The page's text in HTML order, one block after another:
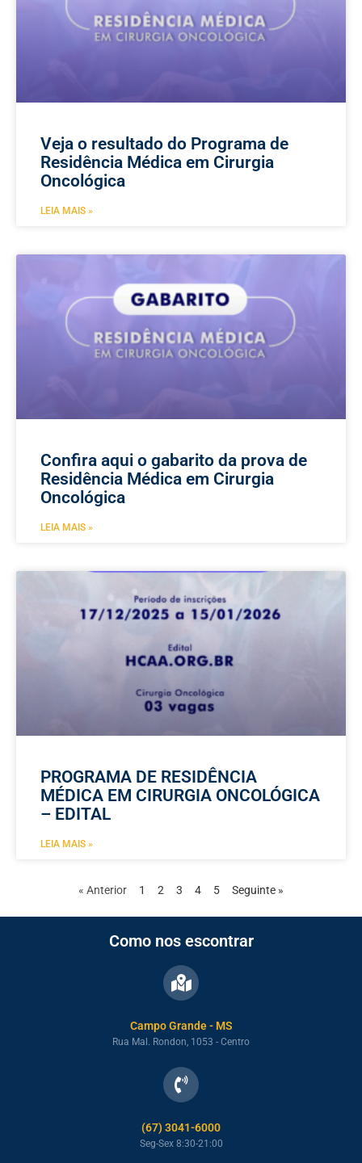
Veja o resultado do Programa de
Residência Médica em Cirurgia
Oncológica
LEIA MAIS »
Confira aqui o gabarito da prova de
Residência Médica em Cirurgia
Oncológica
LEIA MAIS »
PROGRAMA DE RESIDÊNCIA
MÉDICA EM CIRURGIA ONCOLÓGICA
– EDITAL
LEIA MAIS »
« Anterior 1 2 3 4 5 Seguinte »
Como nos escontrar
Campo Grande - MS
Rua Mal. Rondon, 1053 - Centro
(67) 3041-6000
Seg-Sex 8:30-21:00